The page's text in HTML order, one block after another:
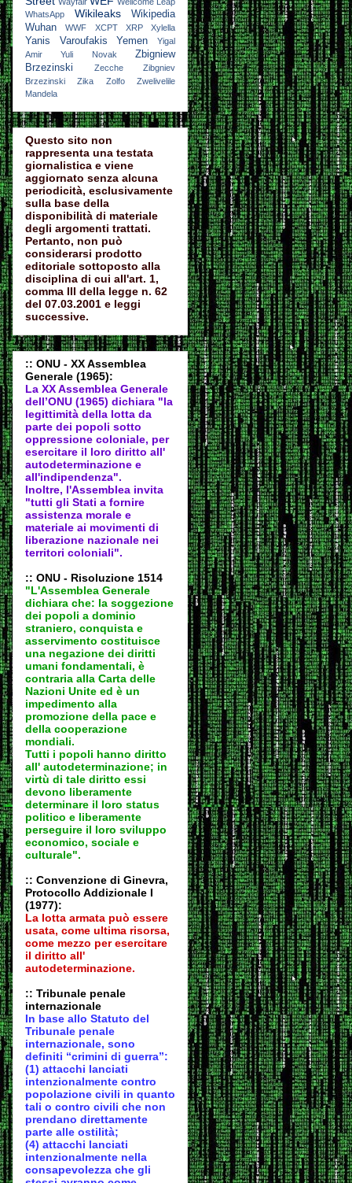
WhatsApp
Wikileaks
Wikipedia
Wuhan
WWF XCPT XRP Xylella
Yanis Varoufakis Yemen
Yigal
Amir
Yuli Novak
Zbigniew
Brzezinski
Zecche
Zibgniev
Brzezinski
Zika Zolfo
Zwelivelile
Mandela
Questo sito non
rappresenta una testata
giornalistica e viene
aggiornato senza alcuna
periodicità, esclusivamente
sulla base della
disponibilità di materiale
degli argomenti trattati.
Pertanto, non può
considerarsi prodotto
editoriale sottoposto alla
disciplina di cui all'art. 1,
comma III della legge n. 62
del 07.03.2001 e leggi
successive.
:: ONU - XX Assemblea
Generale (1965):
La XX Assemblea Generale
dell’ONU (1965) dichiara "la
legittimità della lotta da
parte dei popoli sotto
oppressione coloniale, per
esercitare il loro diritto all'
autodeterminazione e
all'indipendenza".
Inoltre, l'Assemblea invita
"tutti gli Stati a fornire
assistenza morale e
materiale ai movimenti di
liberazione nazionale nei
territori coloniali".
:: ONU - Risoluzione 1514
"L'Assemblea Generale
dichiara che: la soggezione
dei popoli a dominio
straniero, conquista e
asservimento costituisce
una negazione dei diritti
umani fondamentali, è
contraria alla Carta delle
Nazioni Unite ed è un
impedimento alla
promozione della pace e
della cooperazione
mondiali.
Tutti i popoli hanno diritto
all' autodeterminazione; in
virtù di tale diritto essi
devono liberamente
determinare il loro status
politico e liberamente
perseguire il loro sviluppo
economico, sociale e
culturale".
:: Convenzione di Ginevra,
Protocollo Addizionale I
(1977):
La lotta armata può essere
usata, come ultima risorsa,
come mezzo per esercitare
il diritto all'
autodeterminazione.
:: Tribunale penale
internazionale
In base allo Statuto del
Tribunale penale
internazionale, sono
definiti “crimini di guerra”:
(1) attacchi lanciati
intenzionalmente contro
popolazione civili in quanto
tali o contro civili che non
prendano direttamente
parte alle ostilità;
(4) attacchi lanciati
intenzionalmente nella
consapevolezza che gli